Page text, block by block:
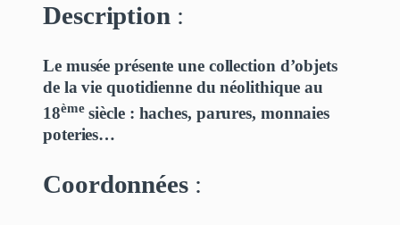
Description :
Le musée présente une collection d’objets
de la vie quotidienne du néolithique au
18èmesiècle : haches, parures, monnaies
poteries…
Coordonnées: